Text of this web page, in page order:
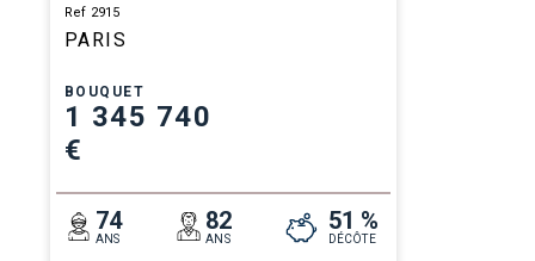
Ref 2915
PARIS
BOUQUET
1 345 740
€
74
ANS
82
ANS
51 %
DÉCÔTE